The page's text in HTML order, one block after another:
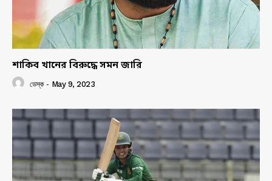
শাকিব খানের বিরুদ্ধে সমন জারি
ডেস্ক - May 9, 2023